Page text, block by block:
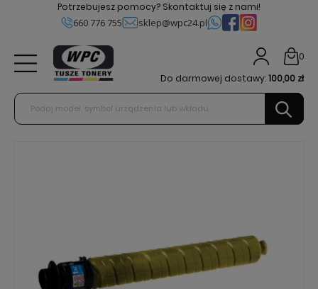
Potrzebujesz pomocy? Skontaktuj się z nami!
660 776 755 sklep@wpc24.pl
0
Do darmowej dostawy:100,00 zł